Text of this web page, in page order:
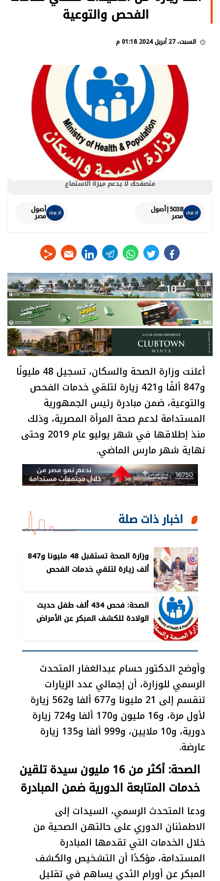
الفحص والتوعية
السبت، 27 أبريل 2024 01:18 م
متصفحك لا يدعم ميزة الاستماع
5038|أصول
مصر
أصول
مصر
facebook
twitter
whats
telegram
linkedin
أعلنت وزارة الصحة والسكان، تسجيل 48 مليونًا
و847 ألفًا و421 زيارة لتلقي خدمات الفحص
والتوعية، ضمن مبادرة رئيس الجمهورية
المستدامة لدعم صحة المرأة المصرية، وذلك
منذ إطلاقها في شهر يوليو عام 2019 وحتى
نهاية شهر مارس الماضي.
اخبار ذات صلة
وزارة الصحة تستقبل 48 مليونا و847
ألف زيارة لتلقي خدمات الفحص
الصحة: فحص 434 ألف طفل حديث
الولادة للكشف المبكر عن الأمراض
وأوضح الدكتور حسام عبدالغفار المتحدث
الرسمي للوزارة، أن إجمالي عدد الزيارات
تنقسم إلى 21 مليونا و677 ألفا و562 زيارة
لأول مرة، و16 مليون و170 ألفا و724 زيارة
دورية، و10 ملايين، و999 ألفا و135 زيارة
عارضة.
الصحة: أكثر من 16 مليون سيدة تلقين
خدمات المتابعة الدورية ضمن المبادرة
ودعا المتحدث الرسمي، السيدات إلى
الاطمئنان الدوري على حالتهن الصحية من
خلال الخدمات التي تقدمها المبادرة
المستدامة، مؤكدًا أن التشخيص والكشف
المبكر عن أورام الثدي يساهم في تقليل